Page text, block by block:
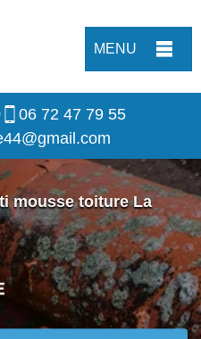
MENU
06 72 47 79 55
mousse toiture La